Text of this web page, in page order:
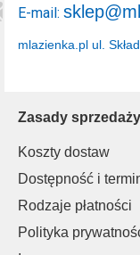
Zasady sprzedaży
Koszty dostaw
Dostępność i
Rodzaje płatności
Polityka
mlazienka.pl ul.
E-mail: